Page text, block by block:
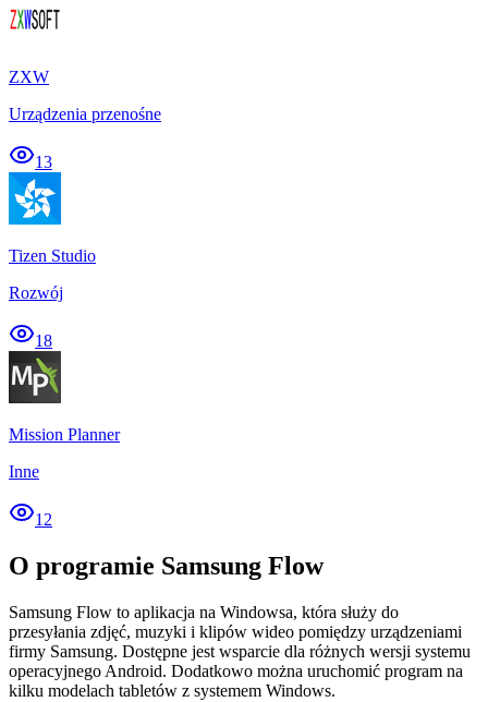
ZXW
Urządzenia przenośne
13
Tizen Studio
Rozwój
18
Mission Planner
Inne
12
O programie Samsung Flow
Samsung Flow to aplikacja na Windowsa, która służy do
przesyłania zdjęć, muzyki i klipów wideo pomiędzy urządzeniami
firmy Samsung. Dostępne jest wsparcie dla różnych wersji systemu
operacyjnego Android. Dodatkowo można uruchomić program na
kilku modelach tabletów z systemem Windows.